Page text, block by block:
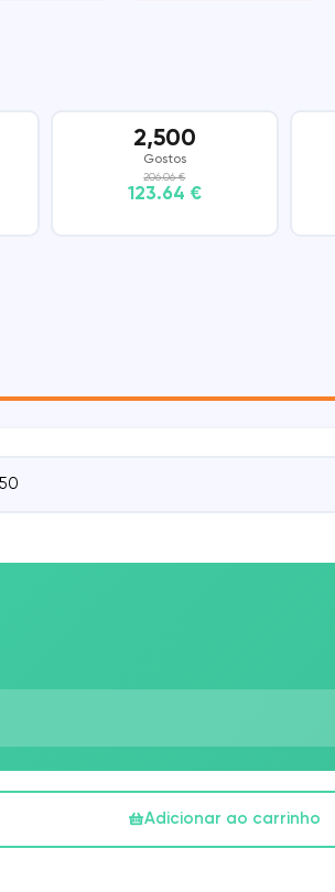
SNAPCHAT
2,500
Gostos
206.06 €
123.64 €
Adicionar ao carrinho